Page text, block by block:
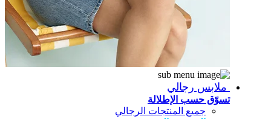
ملابس رجالي
تسوّق حسب الإطلالة
جميع المنتجات الرجالي